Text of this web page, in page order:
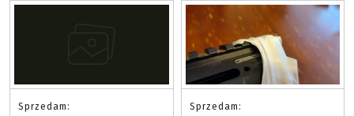
Sprzedam: Sprzedam: